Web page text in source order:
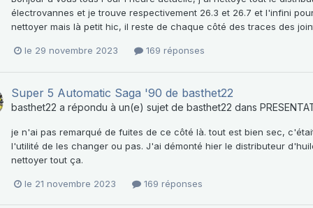
électrovannes et je trouve respectivement 26.3 et 26.7 et l'infini
nettoyer mais là petit hic, il reste de chaque côté des traces des
le 29 novembre 2023 169 réponses
Super 5 Automatic Saga '90 de basthet22
basthet22 a répondu à un(e) sujet de basthet22 dans
je n'ai pas remarqué de fuites de ce côté là. tout est bien sec,
l'utilité de les changer ou pas. J'ai démonté hier le distributeur
nettoyer tout ça.
le 21 novembre 2023 169 réponses